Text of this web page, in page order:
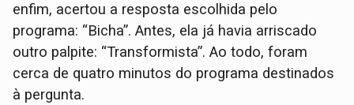
enfim, acertou a resposta escolhida pelo
programa: “Bicha”. Antes, ela já havia arriscado
outro palpite: “Transformista”. Ao todo, foram
cerca de quatro minutos do programa destinados
à pergunta.